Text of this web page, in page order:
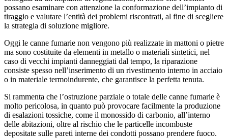
possano esaminare con attenzione la conformazione dell’impianto di
tiraggio e valutare l’entità dei problemi riscontrati, al fine di scegliere
la strategia di soluzione migliore.
Oggi le canne fumarie non vengono più realizzate in mattoni o pietre
ma sono costituite da elementi in metallo o materiali sintetici, nel
caso di vecchi impianti danneggiati dal tempo, la riparazione
consiste spesso nell’inserimento di un rivestimento interno in acciaio
o in materiale termoindurente, che garantisce la perfetta tenuta.
Si rammenta che l’ostruzione parziale o totale delle canne fumarie è
molto pericolosa, in quanto può provocare facilmente la produzione
di esalazioni tossiche, come il monossido di carbonio, all’interno
delle abitazioni, oltre al rischio che le particelle incombuste
depositate sulle pareti interne dei condotti possano prendere fuoco.